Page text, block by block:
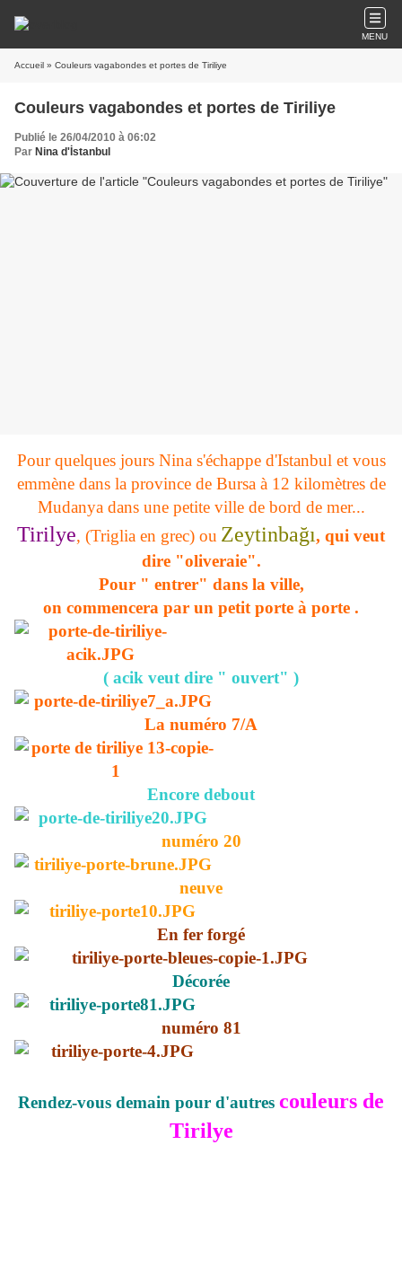
MENU
Accueil » Couleurs vagabondes et portes de Tiriliye
Couleurs vagabondes et portes de Tiriliye
Publié le 26/04/2010 à 06:02
Par Nina d'İstanbul
Pour quelques jours Nina s'échappe d'Istanbul et vous
emmène dans la province de Bursa à 12 kilomètres de
Mudanya dans une petite ville de bord de mer...
Tirilye, (Triglia en grec) ou Zeytinbağı, qui veut
dire "oliveraie".
Pour " entrer" dans la ville,
on commencera par un petit porte à porte .
( acik veut dire " ouvert" )
La numéro 7/A
Encore debout
numéro 20
neuve
En fer forgé
Décorée
numéro 81
Rendez-vous demain pour d'autres couleurs de
Tirilye